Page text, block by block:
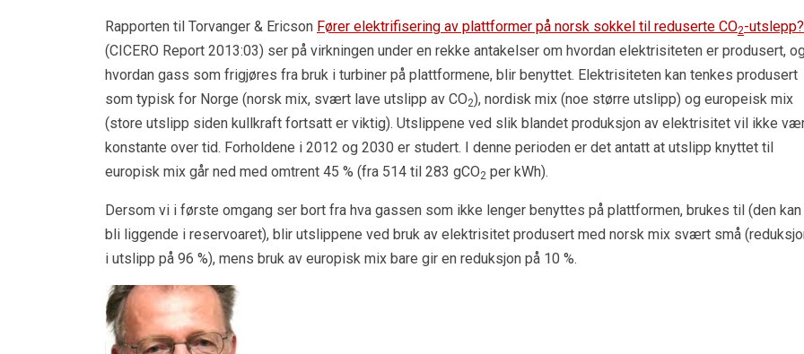
Rapporten til Torvanger & Ericson Fører elektrifisering av plattformer på norsk sokkel til reduserte CO2-utslepp?
(CICERO Report 2013:03) ser på virkningen under en rekke antakelser om hvordan elektrisiteten er produsert,
hvordan gass som frigjøres fra bruk i turbiner på plattformene, blir benyttet. Elektrisiteten kan tenkes produsert
som typisk for Norge (norsk mix, svært lave utslipp av CO2), nordisk mix (noe større utslipp) og europeisk mix
(store utslipp siden kullkraft fortsatt er viktig). Utslippene ved slik blandet produksjon av elektrisitet vil ikke
konstante over tid. Forholdene i 2012 og 2030 er studert. I denne perioden er det antatt at utslipp knyttet til
europisk mix går ned med omtrent 45 % (fra 514 til 283 gCO2 per kWh).
Dersom vi i første omgang ser bort fra hva gassen som ikke lenger benyttes på plattformen, brukes til (den kan
bli liggende i reservoaret), blir utslippene ved bruk av elektrisitet produsert med norsk mix svært små
i utslipp på 96 %), mens bruk av europisk mix bare gir en reduksjon på 10 %.